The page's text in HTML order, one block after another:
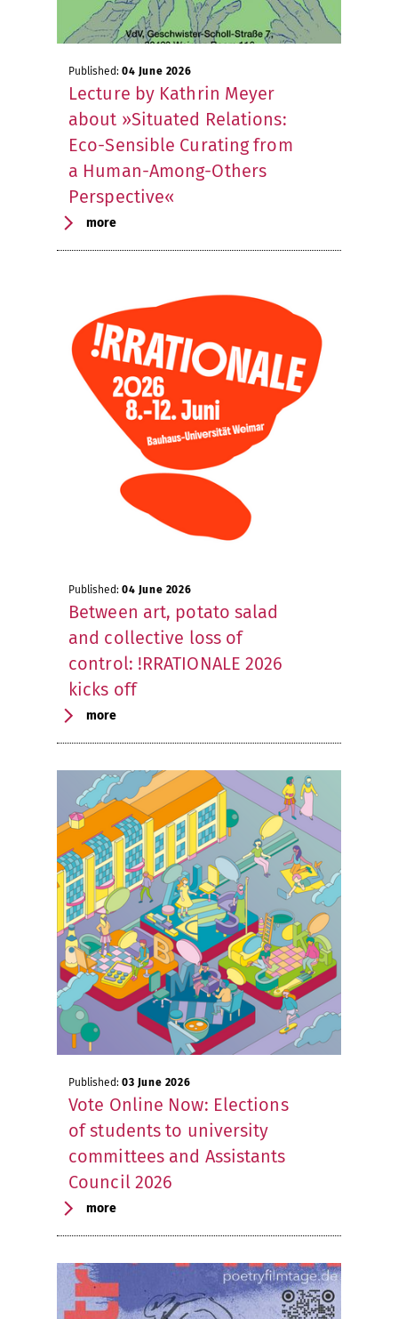
Published: 04 June 2026
Lecture by Kathrin Meyer
about »Situated Relations:
Eco-Sensible Curating from
a Human-Among-Others
Perspective«
more
Published: 04 June 2026
Between art, potato salad
and collective loss of
control: !RRATIONALE 2026
kicks off
more
Published: 03 June 2026
Vote Online Now: Elections
of students to university
committees and Assistants
Council 2026
more